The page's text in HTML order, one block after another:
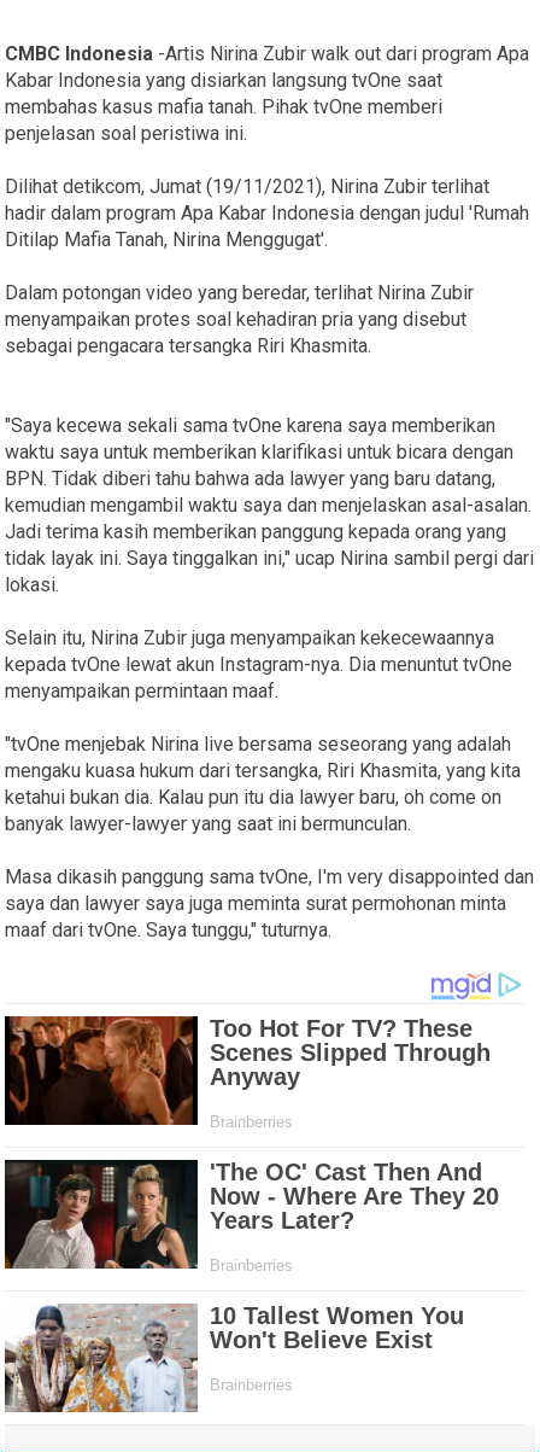
CMBC Indonesia -Artis Nirina Zubir walk out dari program Apa
Kabar Indonesia yang disiarkan langsung tvOne saat
membahas kasus mafia tanah. Pihak tvOne memberi
penjelasan soal peristiwa ini.
Dilihat detikcom, Jumat (19/11/2021), Nirina Zubir terlihat
hadir dalam program Apa Kabar Indonesia dengan judul 'Rumah
Ditilap Mafia Tanah, Nirina Menggugat'.
Dalam potongan video yang beredar, terlihat Nirina Zubir
menyampaikan protes soal kehadiran pria yang disebut
sebagai pengacara tersangka Riri Khasmita.
"Saya kecewa sekali sama tvOne karena saya memberikan
waktu saya untuk memberikan klarifikasi untuk bicara dengan
BPN. Tidak diberi tahu bahwa ada lawyer yang baru datang,
kemudian mengambil waktu saya dan menjelaskan asal-asalan.
Jadi terima kasih memberikan panggung kepada orang yang
tidak layak ini. Saya tinggalkan ini," ucap Nirina sambil pergi dari
lokasi.
Selain itu, Nirina Zubir juga menyampaikan kekecewaannya
kepada tvOne lewat akun Instagram-nya. Dia menuntut tvOne
menyampaikan permintaan maaf.
"tvOne menjebak Nirina live bersama seseorang yang adalah
mengaku kuasa hukum dari tersangka, Riri Khasmita, yang kita
ketahui bukan dia. Kalau pun itu dia lawyer baru, oh come on
banyak lawyer-lawyer yang saat ini bermunculan.
Masa dikasih panggung sama tvOne, I'm very disappointed dan
saya dan lawyer saya juga meminta surat permohonan minta
maaf dari tvOne. Saya tunggu," tuturnya.